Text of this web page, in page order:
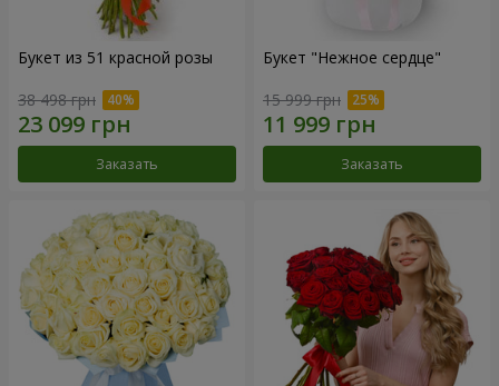
Букет из 51 красной розы
38 498 грн
Заказать
Букет "Нежное сердце"
15 999 грн
Заказать